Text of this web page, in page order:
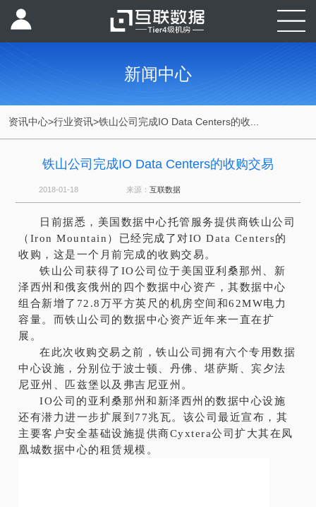
新闻中心
资讯中心>行业资讯>铁山公司完成IO Data Centers的收...
铁山公司完成IO Data Centers的收购交易
2018-01-18 来源： 互联数据
日前据悉，美国 数据中心托管服务提供商铁山公司
（Iron Mountain）已经完成了对IO Data Centers的
收购，这是一个月前完成的收购交易。
铁山公司获得了IO公司位于美国亚利桑那州、新
泽西州和俄亥俄州的四个数据中心资产，其数据中心
组合新增了72.8万平方英尺的机房空间和62MW电力
容量。而铁山公司的数据中心资产近年来一直在扩
展。
在此次收购交易之前，铁山公司拥有六个专用数据
中心设施，分别位于波士顿、丹佛、堪萨斯、宾夕法
尼亚州、匹兹堡以及弗吉尼亚州。
IO公司的亚利桑那州和新泽西州的数据中心设施
还有潜力进一步扩展到77兆瓦。该公司最近宣布，其
主要客户安全基础设施提供商Cyxtera公司扩大其在凤
凰城数据中心的租赁规模。